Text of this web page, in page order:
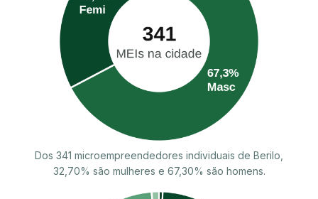
Dos 341 microempreendedores individuais de Berilo,
32,70% são mulheres e 67,30% são homens.